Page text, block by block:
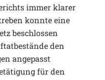
immer klarer
konnte eine
beschlossen
den
angepasst
für den